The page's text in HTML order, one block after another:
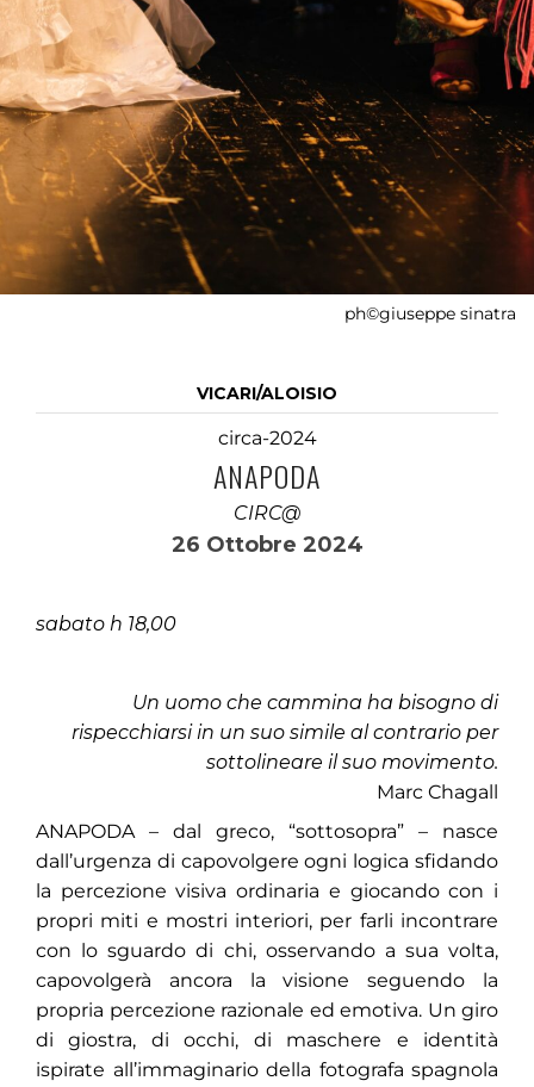
ph©giuseppe sinatra
VICARI/ALOISIO
circa-2024
ANAPODA
CIRC@
26 Ottobre 2024
sabato h 18,00
Un uomo che cammina ha bisogno di
rispecchiarsi in un suo simile al contrario per
sottolineare il suo movimento.
Marc Chagall
ANAPODA – dal greco, “sottosopra” – nasce
dall’urgenza di capovolgere ogni logica sfidando
la percezione visiva ordinaria e giocando con i
propri miti e mostri interiori, per farli incontrare
con lo sguardo di chi, osservando a sua volta,
capovolgerà ancora la visione seguendo la
propria percezione razionale ed emotiva. Un giro
di giostra, di occhi, di maschere e identità
ispirate all’immaginario della fotografa spagnola